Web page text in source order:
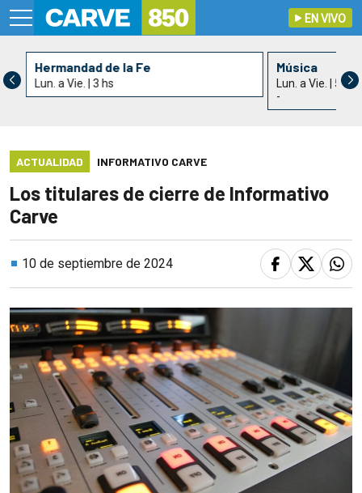
EN VIVO
Hermandad de la Fe
Lun. a Vie. | 3 hs
Música
Lun. a Vie. | 5 hs
-
ACTUALIDAD INFORMATIVO CARVE
Los titulares de cierre de Informativo
Carve
10 de septiembre de 2024